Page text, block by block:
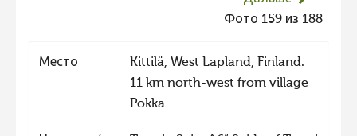
Фотоконкурс 2020
Фото 159 из 188
Место
Kittilä, West Lapland, Finland.
11 km north-west from village
Pokka